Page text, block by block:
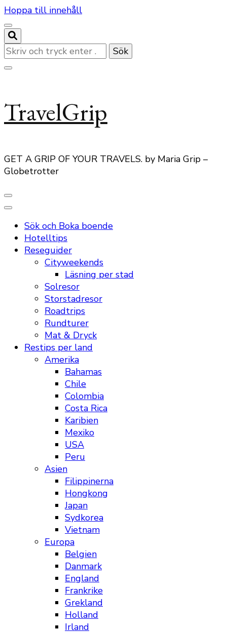
Hoppa till innehåll
Letar
du
efter
TravelGrip
GET A GRIP OF YOUR TRAVELS. by Maria Grip –
Globetrotter
Sök och Boka boende
Hotelltips
Reseguider
Cityweekends
Läsning per stad
Solresor
Storstadresor
Roadtrips
Rundturer
Mat & Dryck
Restips per land
Amerika
Bahamas
Chile
Colombia
Costa Rica
Karibien
Mexiko
USA
Peru
Asien
Filippinerna
Hongkong
Japan
Sydkorea
Vietnam
Europa
Belgien
Danmark
England
Frankrike
Grekland
Holland
Irland